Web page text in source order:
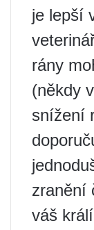
je lepší
rány
(někdy
snížení
zranění
váš